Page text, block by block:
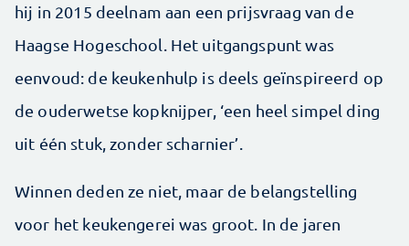
hij in 2015 deelnam aan een prijsvraag van de
Haagse Hogeschool. Het uitgangspunt was
eenvoud: de keukenhulp is deels geïnspireerd op
de ouderwetse kopknijper, ‘een heel simpel ding
uit één stuk, zonder scharnier’.
Winnen deden ze niet, maar de belangstelling
voor het keukengerei was groot. In de jaren